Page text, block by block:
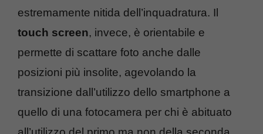
estremamente nitida dell’inquadratura. Il
touch screen, invece, è orientabile e
permette di scattare foto anche dalle
posizioni più insolite, agevolando la
transizione dall’utilizzo dello smartphone a
quello di una fotocamera per chi è abituato